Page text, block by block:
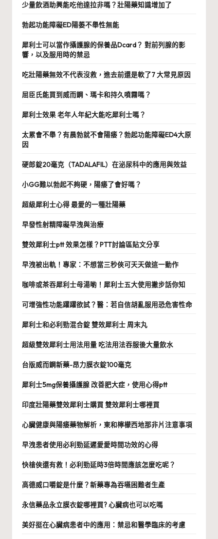
少量飲酒助興能吃他達拉非嗎？壯陽藥知識增加了
勃起功能障礙ED陽萎不舉性無能
犀利士可以當作攝護腺的保養品Dcard？ 對前列腺的影
響，以及服用時的禁忌
吃壯陽藥無效不代表沒救，進去前還是軟了7 大常見原因
屈臣氏能買到威而鋼、瑪卡和持久噴霧嗎？
犀利士效果 老年人年紀大能吃犀利士嗎？
太累會不舉？有晨勃就不會陽痿？勃起功能障礙ED4大原
因
硬郎錠20毫克（TADALAFIL）在泌尿科中的應用與效益
小GG難以勃起不夠硬，陽痿了會好嗎？
超級犀利士心得 最愛的一種壯陽藥
早發性射精障礙早洩與治療
雙效犀利士ptt 效果怎樣？PTT討論區貼文分享
早洩被出軌！專家：不想當三秒俠可天天做這一動作
咖啡或茶吞犀利士母湯喲！犀利士五大使用撇步話你知
可增強性功能躍躍欲試？醫：若自信胡亂服用恐危害性命
犀利士和必利勁混合錠 雙效犀利士 周末丸
超級雙效犀利士用法用量 吃法用法吞服後大量飲水
台版威而鋼新藥-昂力膜衣錠100毫克
犀利士5mg保養攝護腺 改善肥大症，使用心得ptt
印度壯陽藥雙效犀利士購買 雙效犀利士哪裡買
心臟健康與陽痿藥物解析，東和檸檬西地那非片注意事項
早洩患者使用必利勁延遲愛愛時間功效的心得
快槍俠還有救！必利勁延時3倍時間應該怎麼吃呢？
高德威口嚼錠是什麼？新藥專為吞嚥困難者生產
永信藥品永立膜衣錠哪裡買? 心臟病也可以吃嗎
美好挺在心臟病患者中的應用：禁忌和醫學臨床的考慮